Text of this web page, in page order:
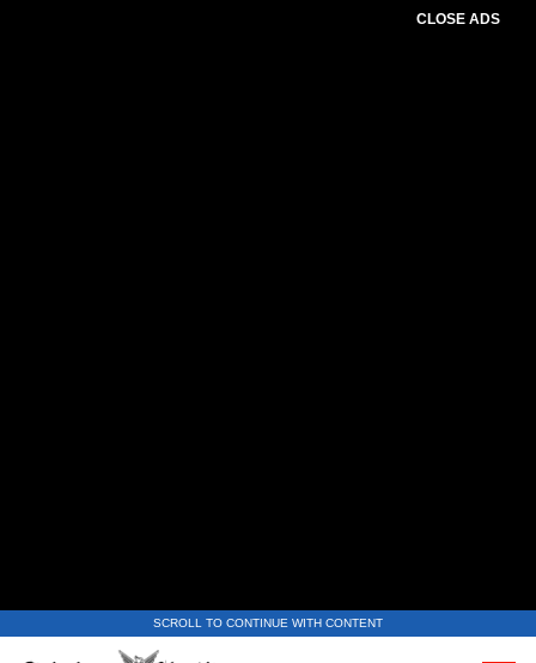
CLOSE ADS
SCROLL TO CONTINUE WITH CONTENT